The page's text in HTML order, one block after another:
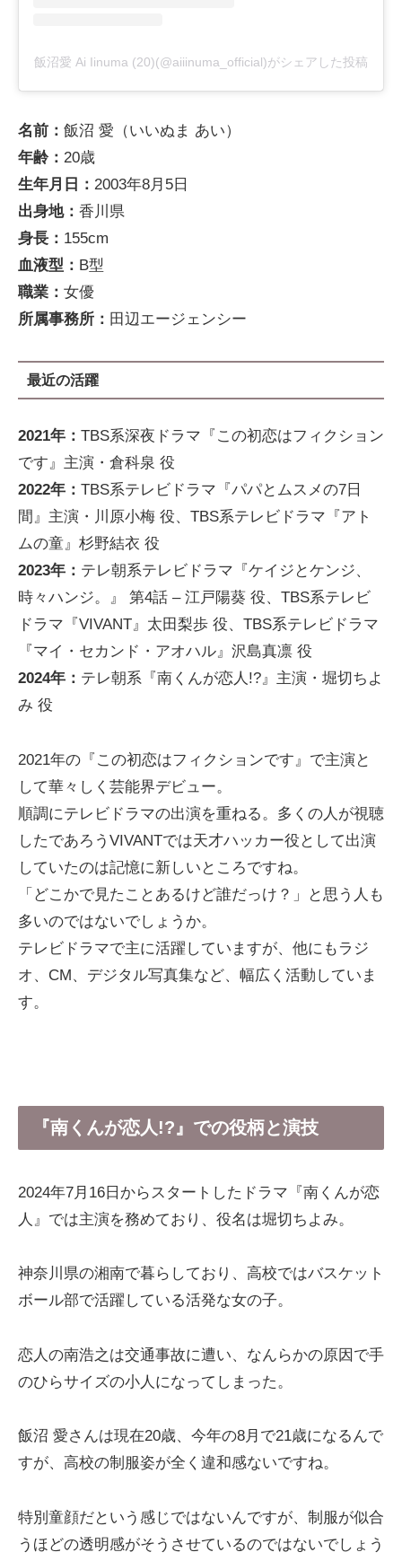
飯沼愛 Ai Iinuma (20)(@aiiinuma_official)がシェアした投稿
名前： 飯沼 愛（いいぬま あい）
年齢： 20歳
生年月日： 2003年8月5日
出身地： 香川県
身長： 155cm
血液型： B型
職業： 女優
所属事務所： 田辺エージェンシー
最近の活躍
2021年： TBS系深夜ドラマ『この初恋はフィクション
です』主演・倉科泉 役
2022年： TBS系テレビドラマ『パパとムスメの7日
間』主演・川原小梅 役、TBS系テレビドラマ『アト
ムの童』杉野結衣 役
2023年： テレ朝系テレビドラマ『ケイジとケンジ、
時々ハンジ。』 第4話 – 江戸陽葵 役、TBS系テレビ
ドラマ『VIVANT』太田梨歩 役、TBS系テレビドラマ
『マイ・セカンド・アオハル』沢島真凛 役
2024年： テレ朝系『南くんが恋人!?』主演・堀切ちよ
み 役
2021年の『この初恋はフィクションです』で主演と
して華々しく芸能界デビュー。
順調にテレビドラマの出演を重ねる。多くの人が視聴
したであろうVIVANTでは天才ハッカー役として出演
していたのは記憶に新しいところですね。
「どこかで見たことあるけど誰だっけ？」と思う人も
多いのではないでしょうか。
テレビドラマで主に活躍していますが、他にもラジ
オ、CM、デジタル写真集など、幅広く活動していま
す。
『南くんが恋人!?』での役柄と演技
2024年7月16日からスタートしたドラマ『南くんが恋
人』では主演を務めており、役名は堀切ちよみ。
神奈川県の湘南で暮らしており、高校ではバスケット
ボール部で活躍している活発な女の子。
恋人の南浩之は交通事故に遭い、なんらかの原因で手
のひらサイズの小人になってしまった。
飯沼 愛さんは現在20歳、今年の8月で21歳になるんで
すが、高校の制服姿が全く違和感ないですね。
特別童顔だという感じではないんですが、制服が似合
うほどの透明感がそうさせているのではないでしょう